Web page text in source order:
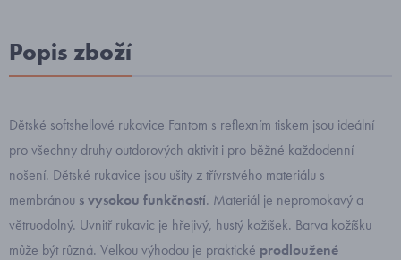
Popis zboží
Dětské softshellové rukavice Fantom s reflexním tiskem jsou ideální
pro všechny druhy outdorových aktivit i pro běžné každodenní
nošení. Dětské rukavice jsou ušity z třívrstvého materiálu s
membránou s vysokou funkčností. Materiál je nepromokavý a
větruodolný. Uvnitř rukavic je hřejivý, hustý kožíšek. Barva kožíšku
může být různá. Velkou výhodou je praktické prodloužené